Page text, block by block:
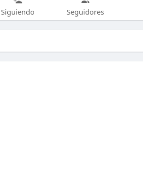
Siguiendo Seguidores